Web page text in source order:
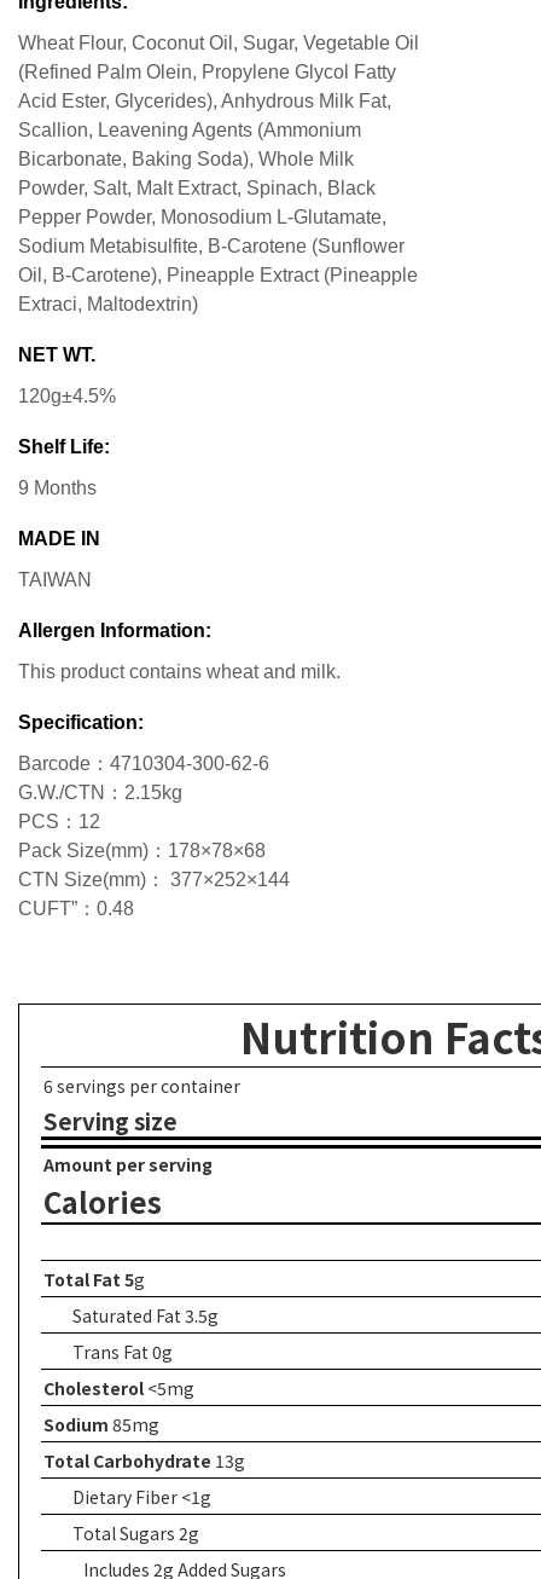
Wheat Flour, Coconut Oil, Sugar, Vegetable Oil
(Refined Palm Olein, Propylene Glycol Fatty
Acid Ester, Glycerides), Anhydrous Milk Fat,
Scallion, Leavening Agents (Ammonium
Bicarbonate, Baking Soda), Whole Milk
Powder, Salt, Malt Extract, Spinach, Black
Pepper Powder, Monosodium L-Glutamate,
Sodium Metabisulfite, B-Carotene (Sunflower
Oil, B-Carotene), Pineapple Extract (Pineapple
Extraci, Maltodextrin)
NET WT.
120g±4.5%
Shelf Life:
9 Months
MADE IN
TAIWAN
Allergen Information:
This product contains wheat and milk.
Specification:
Barcode：4710304-300-62-6
G.W./CTN：2.15kg
PCS：12
Pack Size(mm)：178×78×68
CTN Size(mm)： 377×252×144
CUFT”：0.48
Nutrition
6 servings per container
Serving size
Amount per serving
Calories
Total Fat 5g
Saturated Fat 3.5g
Trans Fat 0g
Cholesterol <5mg
Sodium 85mg
Total Carbohydrate 13g
Dietary Fiber <1g
Total Sugars 2g
Includes 2g Added Sugars